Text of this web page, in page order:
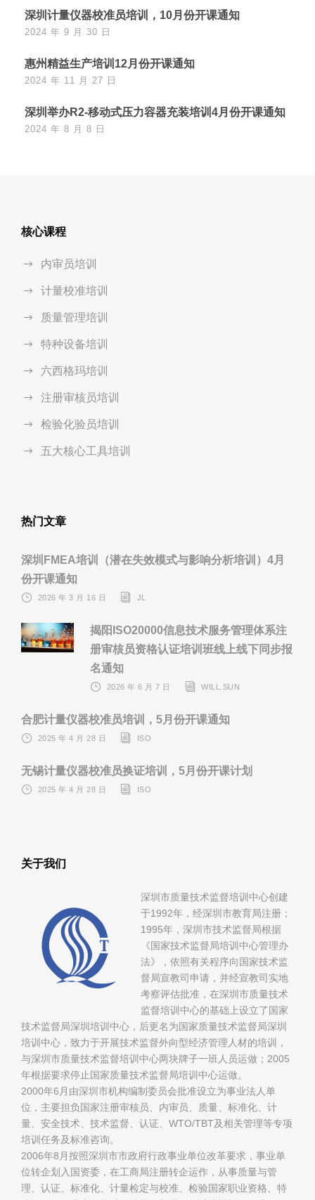
深圳计量仪器校准员培训，10月份开课通知
2024 年 9 月 30 日
惠州精益生产培训12月份开课通知
2024 年 11 月 27 日
深圳举办R2-移动式压力容器充装培训4月份开课通知
2024 年 8 月 8 日
核心课程
内审员培训
计量校准培训
质量管理培训
特种设备培训
六西格玛培训
注册审核员培训
检验化验员培训
五大核心工具培训
热门文章
深圳FMEA培训（潜在失效模式与影响分析培训）4月
份开课通知
2026 年 3 月 16 日 JL
揭阳ISO20000信息技术服务管理体系注
册审核员资格认证培训班线上线下同步报
名通知
2026 年 6 月 7 日 WILL.SUN
合肥计量仪器校准员培训，5月份开课通知
2025 年 4 月 28 日 ISO
无锡计量仪器校准员换证培训，5月份开课计划
2025 年 4 月 28 日 ISO
关于我们
深圳市质量技术监督培训中心创建
于1992年，经深圳市教育局注册；
1995年，深圳市技术监督局根据
《国家技术监督局培训中心管理办
法》，依照有关程序向国家技术监
督局宣教司申请，并经宣教司实地
考察评估批准，在深圳市质量技术
监督培训中心的基础上设立了国家
技术监督局深圳培训中心，后更名为国家质量技术监督局深圳
培训中心，致力于开展技术监督外向型经济管理人材的培训，
与深圳市质量技术监督培训中心两块牌子一班人员运做；2005
年根据要求停止国家质量技术监督局培训中心运做。
2000年6月由深圳市机构编制委员会批准设立为事业法人单
位，主要担负国家注册审核员、内审员、质量、标准化、计
量、安全技术、技术监督、认证、WTO/TBT及相关管理等专项
培训任务及标准咨询。
2006年8月按照深圳市市政府行政事业单位改革要求，事业单
位转企划入国资委，在工商局注册转企运作，从事质量与管
理、认证、标准化、计量检定与校准、检验国家职业资格、特